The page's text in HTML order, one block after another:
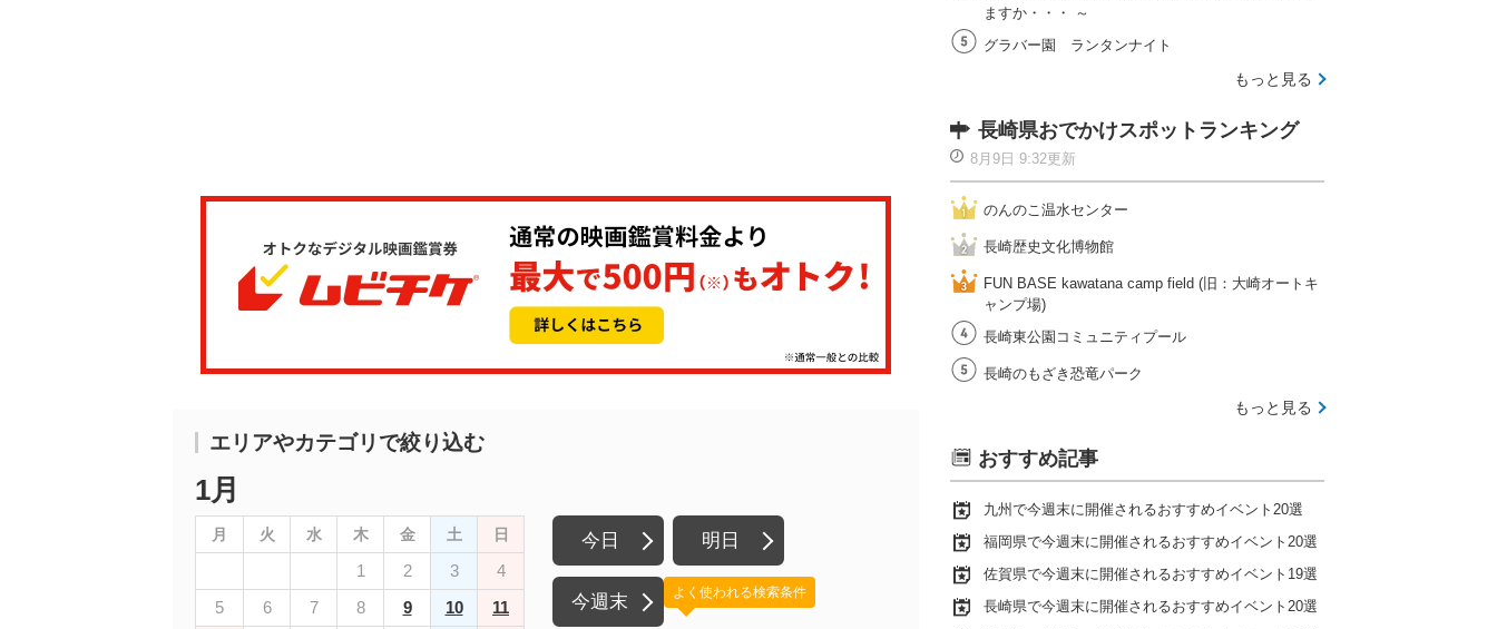
エリアやカテゴリで絞り込む
1月
月 火 水 木 金 土 日
1 2 3
4
5
6 7 8 9 10
11
今日 明日
今週末 よく使われる検索条件
ますか・・・ ～
グラバー園 ランタンナイト
もっと見る
長崎県おでかけスポットランキング
8月9日 9:32更新
のんのこ温水センター
長崎歴史文化博物館
FUN BASE kawatana camp field (旧：大崎オートキ
ャンプ場)
長崎東公園コミュニティプール
長崎のもざき恐竜パーク
もっと見る
おすすめ記事
九州で今週末に開催されるおすすめイベント20選
福岡県で今週末に開催されるおすすめイベント20選
佐賀県で今週末に開催されるおすすめイベント19選
長崎県で今週末に開催されるおすすめイベント20選